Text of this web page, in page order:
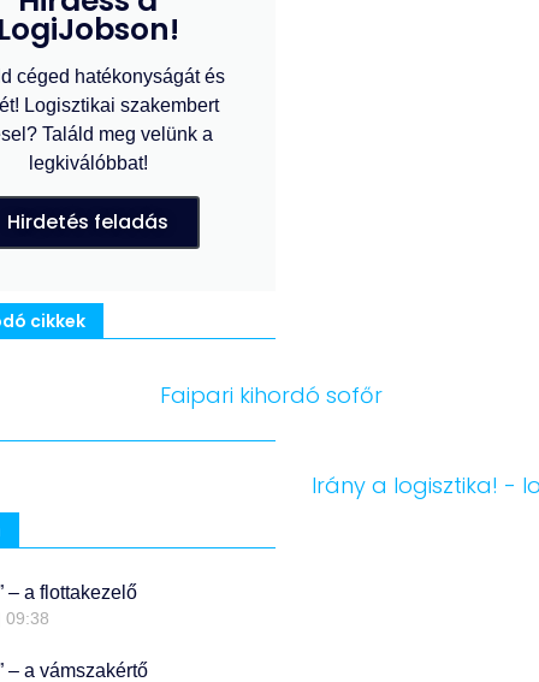
LogiJobson!
céged hatékonyságát és
Logisztikai szakembert
Találd meg velünk a
legkiválóbbat!
Hirdetés feladás
cikkek
– a flottakezelő
09:38
– a vámszakértő